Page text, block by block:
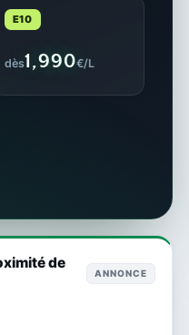
E10
dès1,990€/L
de
ANNONCE